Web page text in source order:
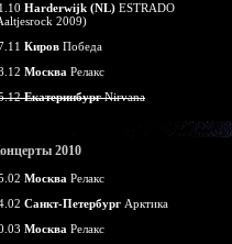
Harderwijk (NL) ESTRADO
2009)
Киров Победа
Москва Релакс
ЕкатеринбургNirvana
2010
Москва Релакс
Санкт-Петербург Арктика
Москва Релакс